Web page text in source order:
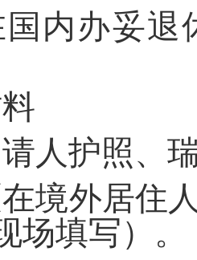
内办妥退
人护照、
境外居住
场填写）。